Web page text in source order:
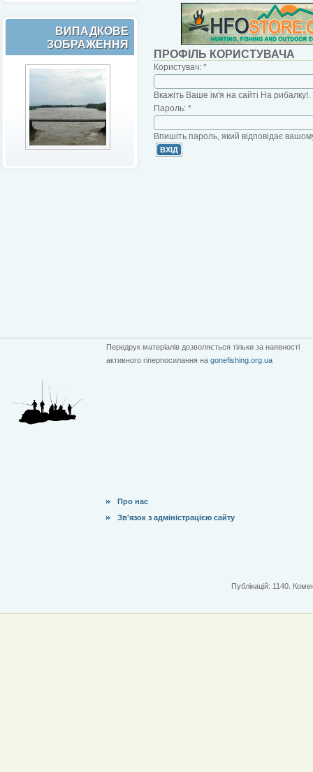
ВИПАДКОВЕ
ЗОБРАЖЕННЯ
ПРОФІЛЬ КОРИСТУВАЧА
Користувач: *
Вкажіть Ваше ім'я на сайті На рибалку!.
Пароль: *
Впишіть пароль, який відповідає
Передрук матеріалів дозволяється тільки за наявності
активного гіперпосилання на gonefishing.org.ua
Про нас
Зв'язок з адміністрацією сайту
Публікацій: 1140.